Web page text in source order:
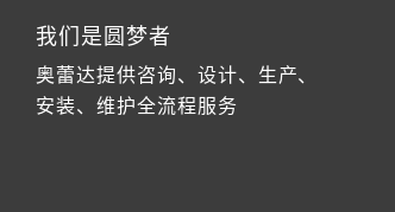
我们是圆梦者
奥蕾达提供咨询、设计、生产、
安装、维护全流程服务